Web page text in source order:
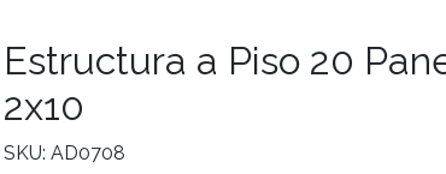
Estructura a Piso 20
2x10
SKU: AD0708